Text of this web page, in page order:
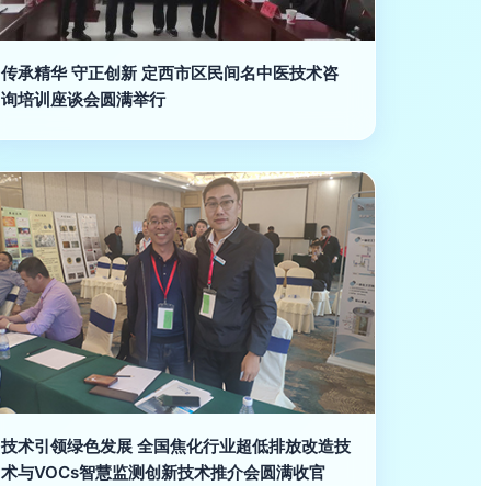
传承精华 守正创新 定西市区民间名中医技术咨
询培训座谈会圆满举行
技术引领绿色发展 全国焦化行业超低排放改造技
术与VOCs智慧监测创新技术推介会圆满收官